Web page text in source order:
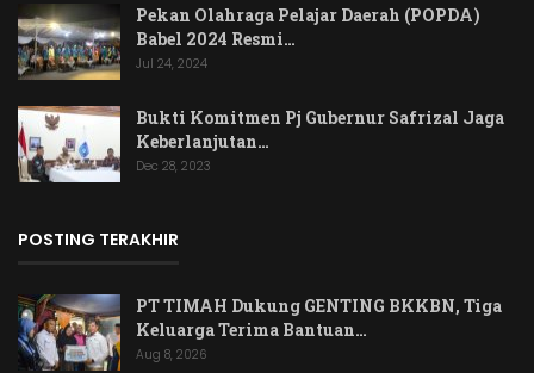
Pekan Olahraga Pelajar Daerah (POPDA)
Babel 2024 Resmi…
Jul 24, 2024
Bukti Komitmen Pj Gubernur Safrizal Jaga
Keberlanjutan…
Dec 28, 2023
POSTING TERAKHIR
PT TIMAH Dukung GENTING BKKBN, Tiga
Keluarga Terima Bantuan…
Aug 8, 2026